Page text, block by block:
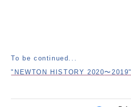
To be continued...
"NEWTON HISTORY 2020〜2019"